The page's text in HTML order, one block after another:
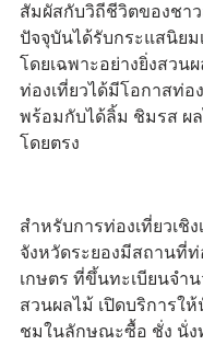
สัมผัสกับวิถีชีวิตของชา
ปัจจุบันได้รับกระแสนิยม
โดยเฉพาะอย่างยิ่งสวน
ท่องเที่ยวได้มีโอกาสท่อ
พร้อมกับได้ลิ้ม ชิมรส ผ
โดย
สำหรับการท่องเที่ยวเชิ
จังหวัดระยองมีสถานที่ท่
เกษตร ที่ขึ้นทะเบียนจำ
สวนผลไม้ เปิดบริการให้
ชมในลักษณะซื้อ ชั่ง นั่ง